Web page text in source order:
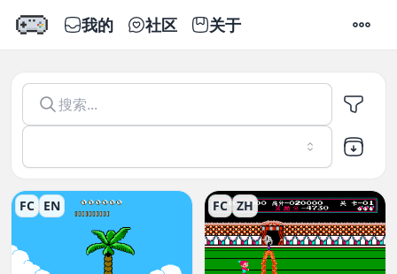
我的 社区 关于 设置
Emu666-在线玩模拟器游戏
FC EN FC ZH